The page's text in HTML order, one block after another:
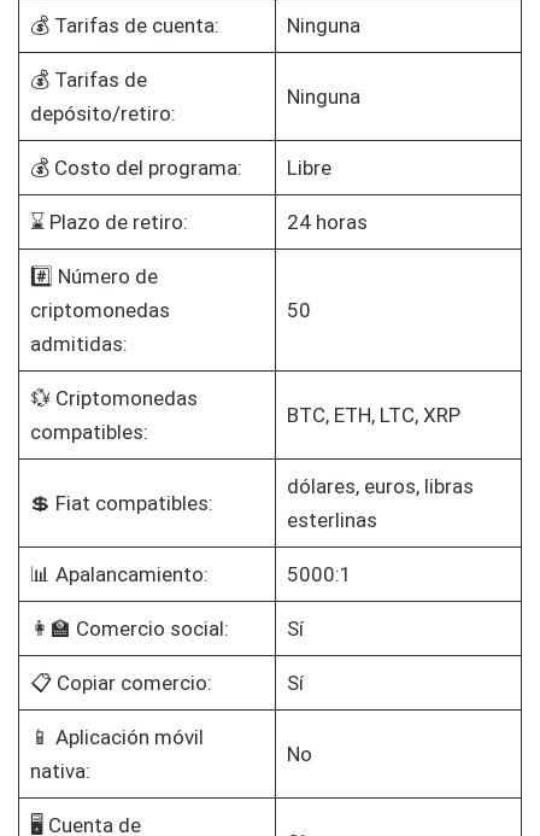
💰 Tarifas de cuenta: Ninguna
💰 Tarifas de
depósito/retiro:
Ninguna
💰 Costo del programa: Libre
⌛ Plazo de retiro: 24 horas
#️⃣ Número de
criptomonedas
admitidas:
50
💱 Criptomonedas
compatibles:
BTC, ETH, LTC, XRP
💲 Fiat compatibles:
dólares, euros, libras
esterlinas
📊 Apalancamiento: 5000:1
👩‍🏫 Comercio social: Sí
📋 Copiar comercio: Sí
📱 Aplicación móvil
nativa:
No
🖥️ Cuenta de